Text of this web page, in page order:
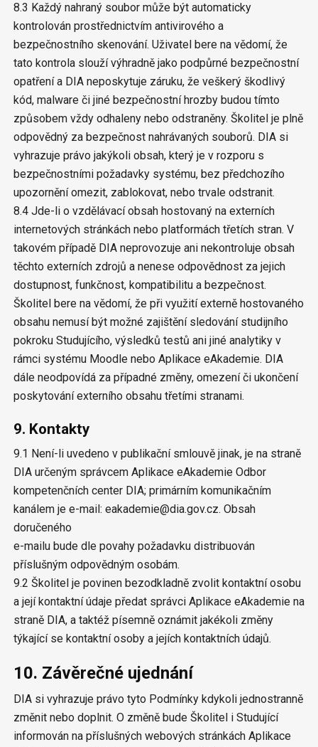
8.3 Každý nahraný soubor může být automaticky
kontrolován prostřednictvím antivirového a
bezpečnostního skenování. Uživatel bere na vědomí, že
tato kontrola slouží výhradně jako podpůrné bezpečnostní
opatření a DIA neposkytuje záruku, že veškerý škodlivý
kód, malware či jiné bezpečnostní hrozby budou tímto
způsobem vždy odhaleny nebo odstraněny. Školitel je plně
odpovědný za bezpečnost nahrávaných souborů. DIA si
vyhrazuje právo jakýkoli obsah, který je v rozporu s
bezpečnostními požadavky systému, bez předchozího
upozornění omezit, zablokovat, nebo trvale odstranit.
8.4 Jde-li o vzdělávací obsah hostovaný na externích
internetových stránkách nebo platformách třetích stran. V
takovém případě DIA neprovozuje ani nekontroluje obsah
těchto externích zdrojů a nenese odpovědnost za jejich
dostupnost, funkčnost, kompatibilitu a bezpečnost.
Školitel bere na vědomí, že při využití externě hostovaného
obsahu nemusí být možné zajištění sledování studijního
pokroku Studujícího, výsledků testů ani jiné analytiky v
rámci systému Moodle nebo Aplikace eAkademie. DIA
dále neodpovídá za případné změny, omezení či ukončení
poskytování externího obsahu třetími stranami.
9. Kontakty
9.1 Není-li uvedeno v publikační smlouvě jinak, je na straně
DIA určeným správcem Aplikace eAkademie Odbor
kompetenčních center DIA; primárním komunikačním
kanálem je e-mail: eakademie@dia.gov.cz. Obsah
doručeného
e-mailu bude dle povahy požadavku distribuován
příslušným odpovědným osobám.
9.2 Školitel je povinen bezodkladně zvolit kontaktní osobu
a její kontaktní údaje předat správci Aplikace eAkademie na
straně DIA, a taktéž písemně oznámit jakékoli změny
týkající se kontaktní osoby a jejích kontaktních údajů.
10. Závěrečné ujednání
DIA si vyhrazuje právo tyto Podmínky kdykoli jednostranně
změnit nebo doplnit. O změně bude Školitel i Studující
informován na příslušných webových stránkách Aplikace